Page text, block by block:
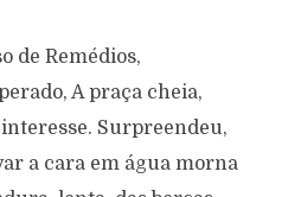
de Remédios,
A praça cheia,
Surpreendeu,
a cara em água morna